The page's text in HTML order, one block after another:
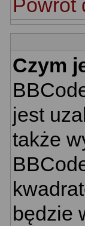
Powrót
Czym
jest
także
będzie